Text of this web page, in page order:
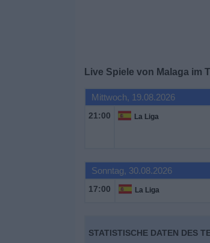
Live Spiele von Malaga im
Mittwoch, 19.08.2026
21:00 La Liga
Sonntag, 30.08.2026
17:00 La Liga
STATISTISCHE DATEN DES